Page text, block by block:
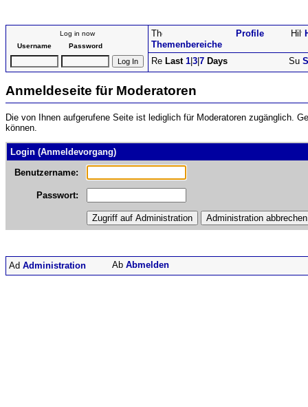
Log in now
Username
Password Themenbereiche
Profile
Last 1 3 7 Days
Anmeldeseite für Moderatoren
Die von Ihnen aufgerufene Seite ist lediglich für Moderatoren zugänglich.
können.
Login (Anmeldevorgang)
Benutzername:
Passwort:
Administration Abmelden